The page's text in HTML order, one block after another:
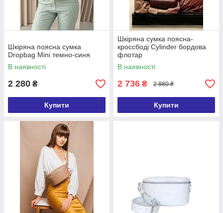
Шкіряна поясна сумка
Dropbag Mini темно-синя
В наявності
2 280 ₴
Купити
Шкіряна сумка поясна-
кроссбоді Cylinder бордова
флотар
В наявності
2 736 ₴ 2 880 ₴
Купити